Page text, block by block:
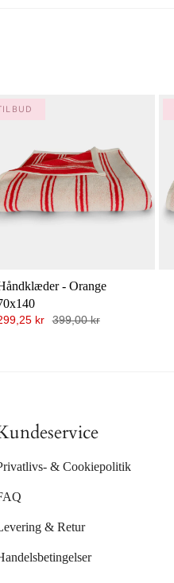
- Orange
kr 399,00 kr
& Cookiepolitik
& Retur